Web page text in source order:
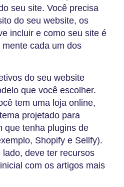
seu site. Você precisa
do seu website, os
incluir e como seu site é
cada um dos
do seu website
que você escolher.
tem uma loja online,
projetado para
que tenha plugins de
Shopify e Sellfy).
deve ter recursos
com os artigos mais